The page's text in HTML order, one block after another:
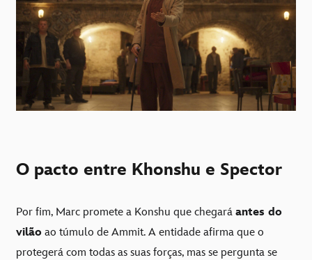
O pacto entre Khonshu e Spector
Por fim, Marc promete a Konshu que chegará antes do
vilão ao túmulo de Ammit. A entidade afirma que o
protegerá com todas as suas forças, mas se pergunta se